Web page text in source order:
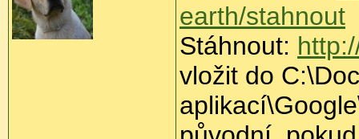
earth/stahnout
Stáhnout:
vložit do